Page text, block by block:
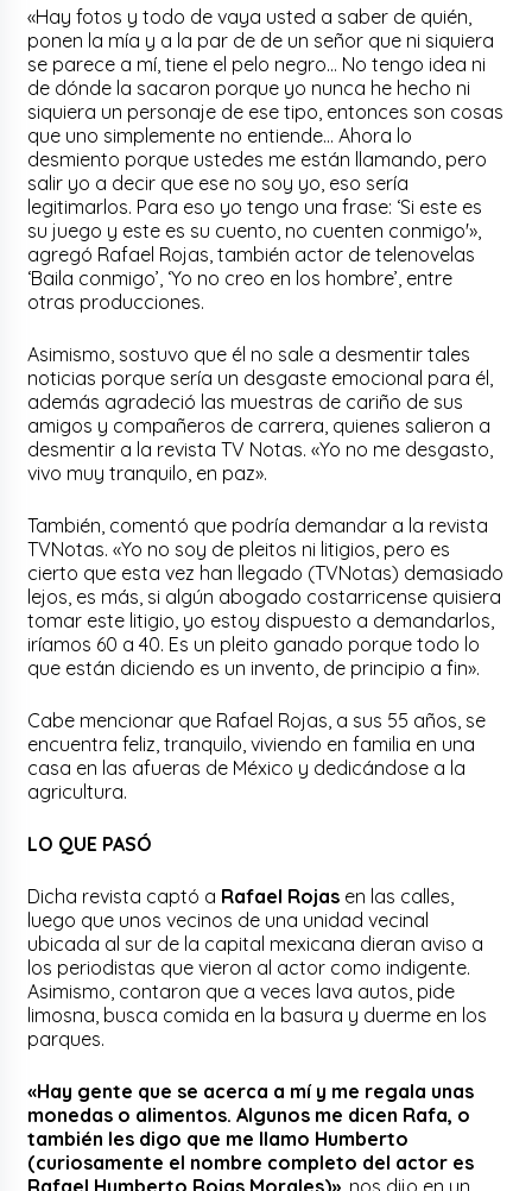
«Hay fotos y todo de vaya usted a saber de quién,
ponen la mía y a la par de de un señor que ni siquiera
se parece a mí, tiene el pelo negro… No tengo idea ni
de dónde la sacaron porque yo nunca he hecho ni
siquiera un personaje de ese tipo, entonces son cosas
que uno simplemente no entiende… Ahora lo
desmiento porque ustedes me están llamando, pero
salir yo a decir que ese no soy yo, eso sería
legitimarlos. Para eso yo tengo una frase: ‘Si este es
su juego y este es su cuento, no cuenten conmigo'»,
agregó Rafael Rojas, también actor de telenovelas
‘Baila conmigo’, ‘Yo no creo en los hombre’, entre
otras producciones.
Asimismo, sostuvo que él no sale a desmentir tales
noticias porque sería un desgaste emocional para él,
además agradeció las muestras de cariño de sus
amigos y compañeros de carrera, quienes salieron a
desmentir a la revista TV Notas. «Yo no me desgasto,
vivo muy tranquilo, en paz».
También, comentó que podría demandar a la revista
TVNotas. «Yo no soy de pleitos ni litigios, pero es
cierto que esta vez han llegado (TVNotas) demasiado
lejos, es más, si algún abogado costarricense quisiera
tomar este litigio, yo estoy dispuesto a demandarlos,
iríamos 60 a 40. Es un pleito ganado porque todo lo
que están diciendo es un invento, de principio a fin».
Cabe mencionar que Rafael Rojas, a sus 55 años, se
encuentra feliz, tranquilo, viviendo en familia en una
casa en las afueras de México y dedicándose a la
agricultura.
LO QUE PASÓ
Dicha revista captó a Rafael Rojas en las calles,
luego que unos vecinos de una unidad vecinal
ubicada al sur de la capital mexicana dieran aviso a
los periodistas que vieron al actor como indigente.
Asimismo, contaron que a veces lava autos, pide
limosna, busca comida en la basura y duerme en los
parques.
«Hay gente que se acerca a mí y me regala unas
monedas o alimentos. Algunos me dicen Rafa, o
también les digo que me llamo Humberto
(curiosamente el nombre completo del actor es
Rafael Humberto Rojas Morales)» , nos dijo en un